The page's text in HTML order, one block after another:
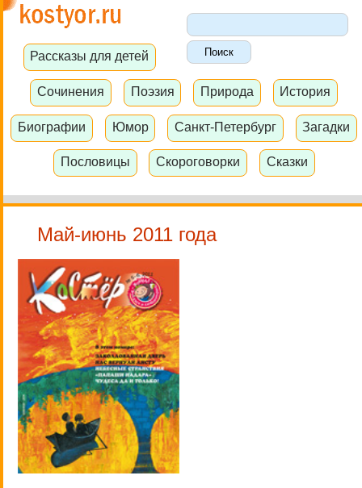
Рассказы для детей
Сочинения Поэзия Природа История
Биографии Юмор Санкт-Петербург Загадки
Пословицы Скороговорки Сказки
Май-июнь 2011 года